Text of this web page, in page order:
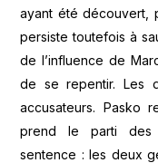
ayant été découvert,
persiste toutefois à
de l’influence de
de se repentir. Les
accusateurs. Pasko
prend le parti des
sentence : les deux